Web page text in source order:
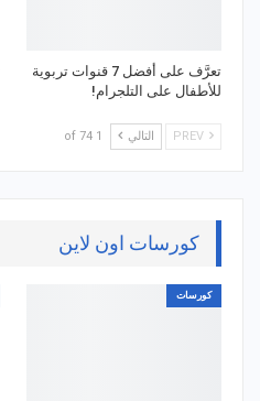
تعرَّف على أفضل 7 قنوات تربوية
للأطفال على التلجرام!
التالي 1 of 74
كورسات اون لاين
كورسات